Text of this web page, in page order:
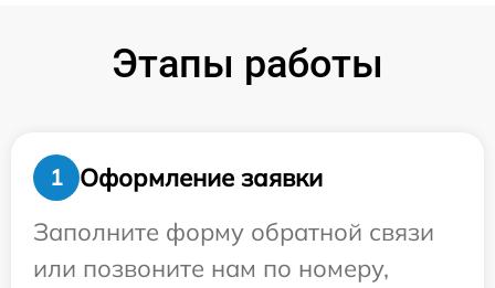
Этапы работы
1
Оформление заявки
Заполните форму обратной связи
или позвоните нам по номеру,